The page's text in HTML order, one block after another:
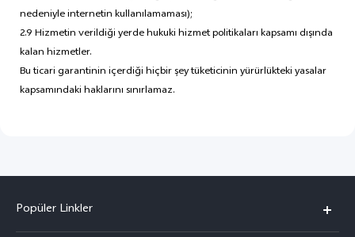
nedeniyle internetin kullanılamaması);
2.9 Hizmetin verildiği yerde hukuki hizmet politikaları kapsamı dışında
kalan hizmetler.
Bu ticari garantinin içerdiği hiçbir şey tüketicinin yürürlükteki yasalar
kapsamındaki haklarını sınırlamaz.
Popüler Linkler